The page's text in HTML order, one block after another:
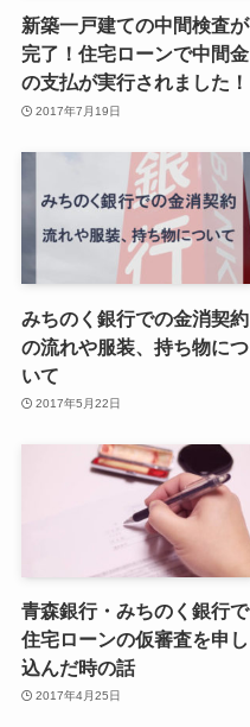
新築一戸建ての中間検査が
完了！住宅ローンで中間金
の支払が実行されました！
2017年7月19日
みちのく銀行での金消契約
の流れや服装、持ち物につ
いて
2017年5月22日
青森銀行・みちのく銀行で
住宅ローンの仮審査を申し
込んだ時の話
2017年4月25日